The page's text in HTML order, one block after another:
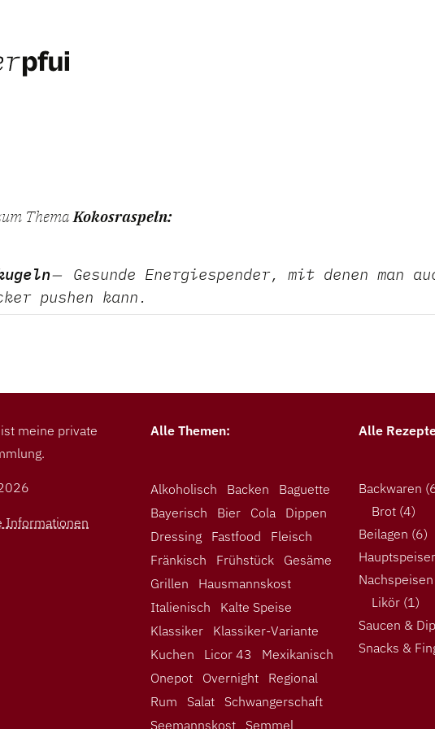
ThemaKokosraspeln:
Gesunde Energiespender, mit denen man
pushen kann.
meine private
Informationen
Alle Themen:
Alkoholisch Backen
Baguette
Bayerisch
Bier Cola
Dippen
Dressing
Fastfood
Fleisch
Fränkisch
Frühstück
Gesäme
Grillen
Hausmannskost
Italienisch
Kalte Speise
Klassiker
Klassiker-Variante
Kuchen
Licor 43
Mexikanisch
Onepot
Overnight
Regional
Rum
Salat
Schwangerschaft
Seemannskost
Semmel
Alle
Backwaren
Brot (4)
Beilagen (6)
Nachspeisen
Likör (1)
Saucen &
Snacks &